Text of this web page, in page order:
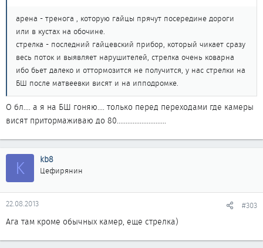
арена - тренога , которую гайцы прячут посередине дороги
или в кустах на обочине.
стрелка - последний гайцевский прибор, который чикает сразу
весь поток и выявляет нарушителей, стрелка очень коварна
ибо бьет далеко и оттормозится не получится, у нас стрелки на
БШ после матвеевки висят и на ипподромке.
О бл.... а я на БШ гоняю.... только перед переходами где камеры
висят притормаживаю до 80............................
K kb8
Цефирянин
22.08.2013 #303
Ага там кроме обычных камер, еще стрелка)